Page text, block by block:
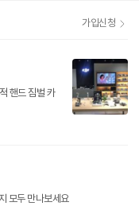
가입신청
핸드 짐벌 카
모두 만나보세요